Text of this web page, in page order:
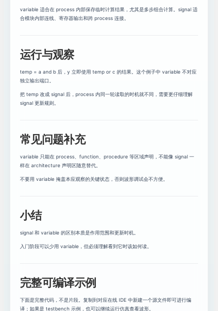
variable 适合在 process 内部保存临时计算结果，尤其是多步组合计算。signal 适
合模块内部连线、寄存器输出和跨 process 连接。
运行与观察
temp = a and b 后，y 立即使用 temp or c 的结果。这个例子中 variable 不对应
独立输出端口。
把 temp 改成 signal 后，process 内同一轮读取的时机就不同，需要更仔细理解
signal 更新规则。
常见问题补充
variable 只能在 process、function、procedure 等区域声明，不能像 signal 一
样在 architecture 声明区随意替代。
不要用 variable 掩盖本应观察的关键状态，否则波形调试会不方便。
小结
signal 和 variable 的区别本质是作用范围和更新时机。
入门阶段可以少用 variable，但必须理解看到它时该如何读。
完整可编译示例
下面是完整代码，不是片段。复制到对应在线 IDE 中新建一个源文件即可进行编
译；如果是 testbench 示例，也可以继续运行仿真查看波形。